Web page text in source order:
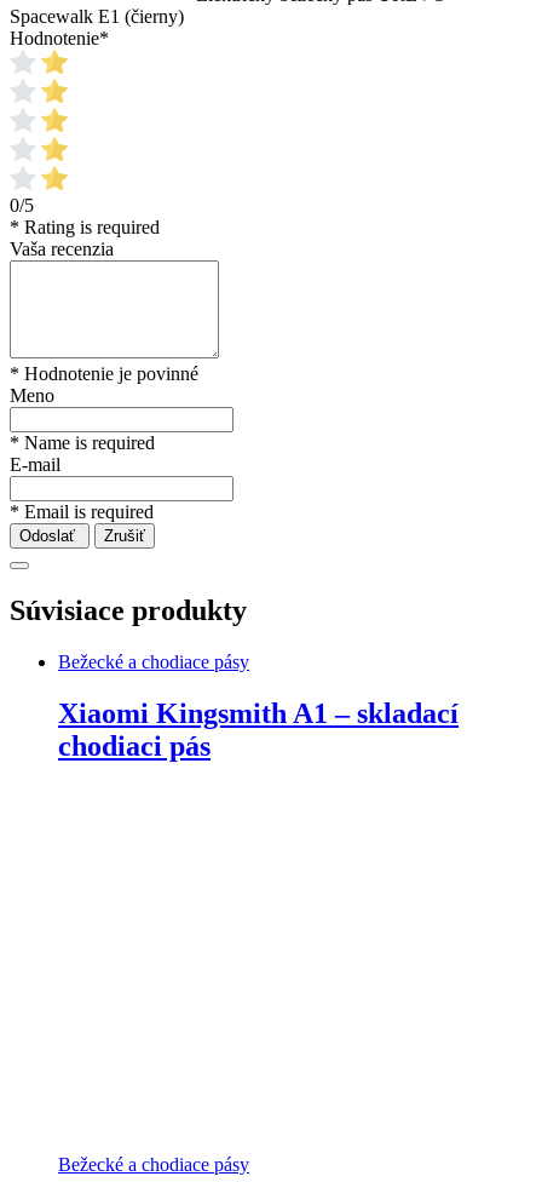
Spacewalk E1 (čierny)
Hodnotenie*
0/5
* Rating is required
Vaša recenzia
* Hodnotenie je povinné
Meno
* Name is required
E-mail
* Email is required
Odoslať Zrušiť
Súvisiace produkty
Bežecké a chodiace pásy
Xiaomi Kingsmith A1 – skladací
chodiaci pás
Bežecké a chodiace pásy